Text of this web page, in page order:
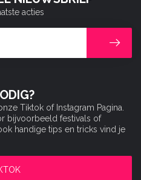
Tiktok of Instagram Pagina.
bijvoorbeeld festivals of
handige tips en tricks vind je
acties